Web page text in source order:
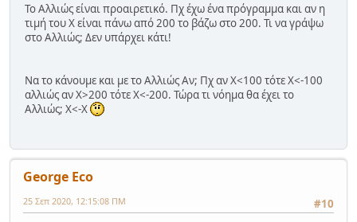
Το Αλλιώς είναι προαιρετικό. Πχ έχω ένα πρόγραμμα και αν η
τιμή του Χ είναι πάνω από 200 το βάζω στο 200. Τι να γράψω
στο Αλλιώς; Δεν υπάρχει κάτι!
Να το κάνουμε και με το Αλλιώς Αν; Πχ αν Χ<100 τότε Χ<-100
αλλιώς αν Χ>200 τότε Χ<-200. Τώρα τι νόημα θα έχει το
Αλλιώς; Χ<-Χ
George Eco
#10
25 Σεπ 2020, 12:15:08 ΠΜ